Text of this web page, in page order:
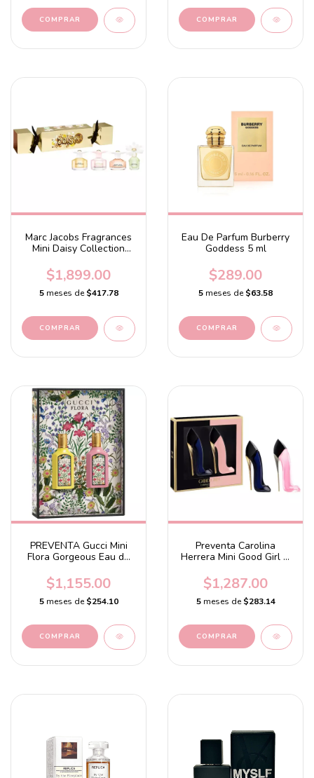
Marc Jacobs Fragrances
Mini Daisy Collection
$1,899.00
5 meses de$417.78
Eau De Parfum Burberry
Goddess 5 ml
$289.00
5 meses de$63.58
PREVENTA Gucci Mini
Flora Gorgeous Eau de
$1,155.00
5 meses de$254.10
Preventa Carolina
Herrera Mini Good Girl &
Set
$1,287.00
5 meses de$283.14